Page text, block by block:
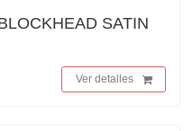
SATIN
Ver detalles